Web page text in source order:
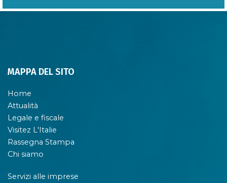
MAPPA DEL SITO
Home
Attualità
Legale e fiscale
Visitez L'Italie
Rassegna Stampa
Chi siamo
Servizi alle imprese